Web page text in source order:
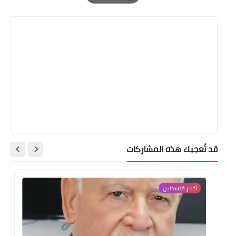
Print
قد تُعجبك هذه المشاركات
أخبار فلسطين